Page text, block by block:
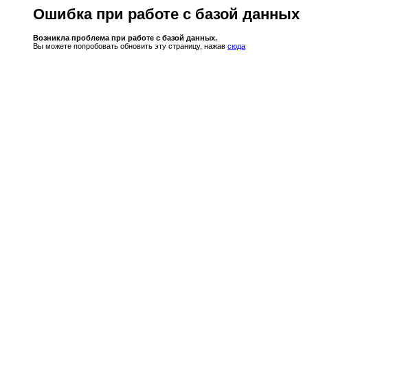
Ошибка при работе с базой данных
Возникла проблема при работе с базой данных.
Вы можете попробовать обновить эту страницу, нажав сюда